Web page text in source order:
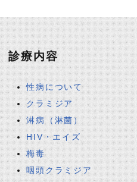
診療内容
性病について
クラミジア
淋病（淋菌）
HIV・エイズ
梅毒
咽頭クラミジア